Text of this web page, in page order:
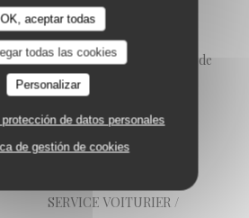
OK, aceptar todas
todas las cookies
Personalizar
de datos personales
de gestión de cookies
Amex, Sin contacto,
Eurocard/Mastercard, Tickets
Visa, American Express, Tarjeta de
SERVICE VOITURIER /